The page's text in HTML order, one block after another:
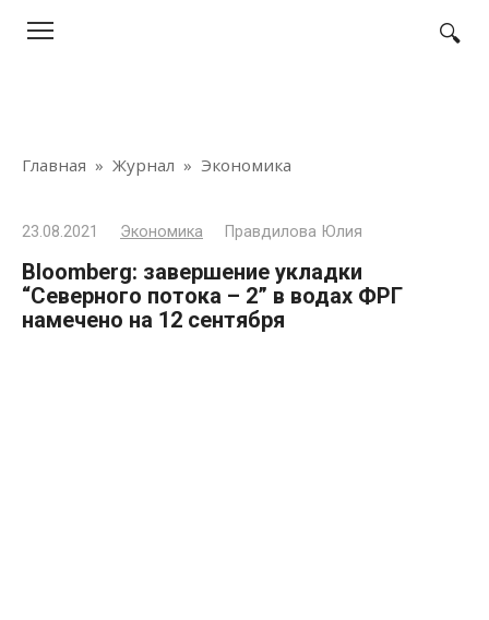
Главная » Журнал » Экономика
23.08.2021 Экономика Правдилова Юлия
Bloomberg: завершение укладки
“Северного потока – 2” в водах ФРГ
намечено на 12 сентября